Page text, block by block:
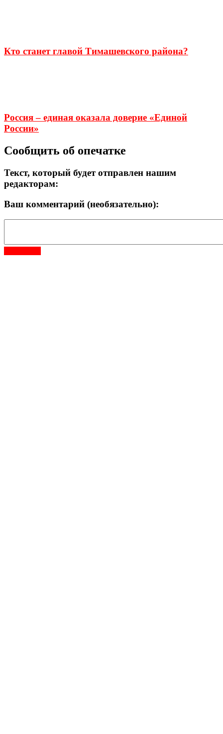
Кто станет главой Тимашевского района?
Россия – единая оказала доверие «Единой
России»
Сообщить об опечатке
Текст, который будет отправлен нашим
редакторам:
Ваш комментарий (необязательно):